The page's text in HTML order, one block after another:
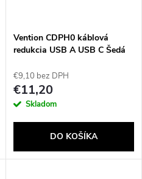
Vention CDPH0 káblová
redukcia USB A USB C Šedá
€9,10 bez DPH
€11,20
Skladom
DO KOŠÍKA